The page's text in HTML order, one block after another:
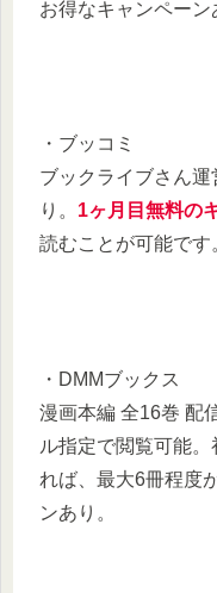
お得なキャンペーン
・ブッコミ
ブックライブさん
り。 1ヶ月目無料の
読むことが可能です
・DMMブックス
漫画本編 全16巻 配
ル指定で閲覧可能
れば、最大6冊程度
ンあり。